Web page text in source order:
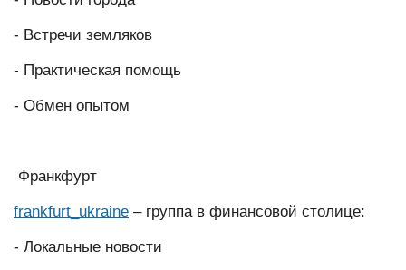
- Встречи земляков
- Практическая помощь
- Обмен опытом
Франкфурт
frankfurt_ukraine – группа в финансовой столице:
- Локальные новости